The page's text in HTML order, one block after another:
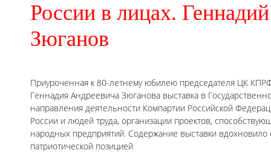
России в лицах. Геннадий
Зюганов
Приуроченная к 80-летнему юбилею председателя ЦК
Геннадия Андреевича Зюганова выставка в
направления деятельности Компартии Российской
России и людей труда, организации проектов,
народных предприятий. Содержание выставки
патриотической позицией